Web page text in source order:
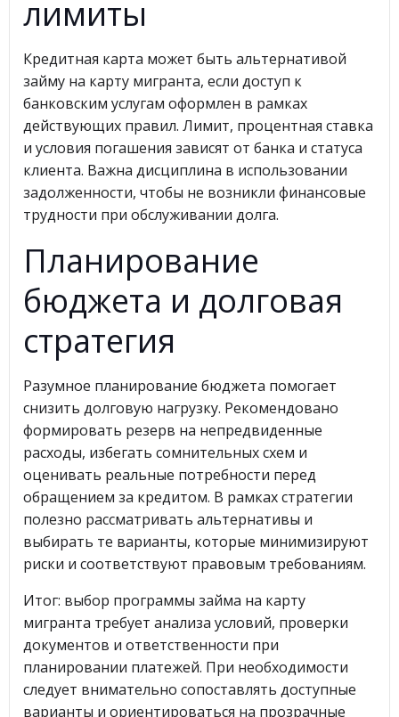
лимиты
Кредитная карта может быть альтернативой
займу на карту мигранта, если доступ к
банковским услугам оформлен в рамках
действующих правил. Лимит, процентная ставка
и условия погашения зависят от банка и статуса
клиента. Важна дисциплина в использовании
задолженности, чтобы не возникли финансовые
трудности при обслуживании долга.
Планирование
бюджета и долговая
стратегия
Разумное планирование бюджета помогает
снизить долговую нагрузку. Рекомендовано
формировать резерв на непредвиденные
расходы, избегать сомнительных схем и
оценивать реальные потребности перед
обращением за кредитом. В рамках стратегии
полезно рассматривать альтернативы и
выбирать те варианты, которые минимизируют
риски и соответствуют правовым требованиям.
Итог: выбор программы займа на карту
мигранта требует анализа условий, проверки
документов и ответственности при
планировании платежей. При необходимости
следует внимательно сопоставлять доступные
варианты и ориентироваться на прозрачные